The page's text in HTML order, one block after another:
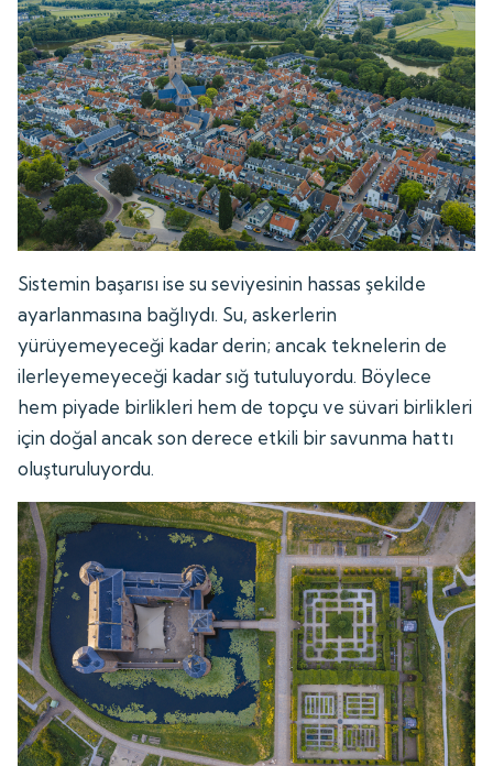
Sistemin başarısı ise su seviyesinin hassas şekilde
ayarlanmasına bağlıydı. Su, askerlerin
yürüyemeyeceği kadar derin; ancak teknelerin de
ilerleyemeyeceği kadar sığ tutuluyordu. Böylece
hem piyade birlikleri hem de topçu ve süvari birlikleri
için doğal ancak son derece etkili bir savunma hattı
oluşturuluyordu.